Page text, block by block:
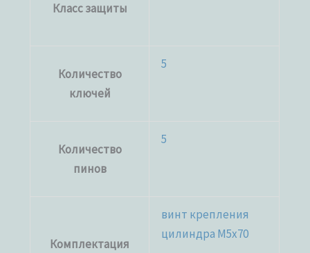
Класс защиты
Количество
ключей
5
Количество
пинов
5
Комплектация
винт крепления
цилиндра M5x70